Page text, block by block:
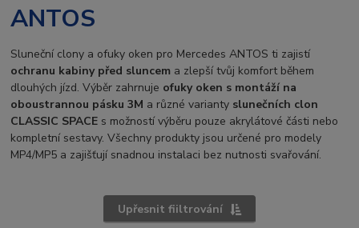
ANTOS
Sluneční clony a ofuky oken pro Mercedes ANTOS ti zajistí
ochranu kabiny před sluncem a zlepší tvůj komfort během
dlouhých jízd. Výběr zahrnuje ofuky oken s montáží na
oboustrannou pásku 3M a různé varianty slunečních clon
CLASSIC SPACE s možností výběru pouze akrylátové části nebo
kompletní sestavy. Všechny produkty jsou určené pro modely
MP4/MP5 a zajišťují snadnou instalaci bez nutnosti svařování.
Upřesnit fiiltrování